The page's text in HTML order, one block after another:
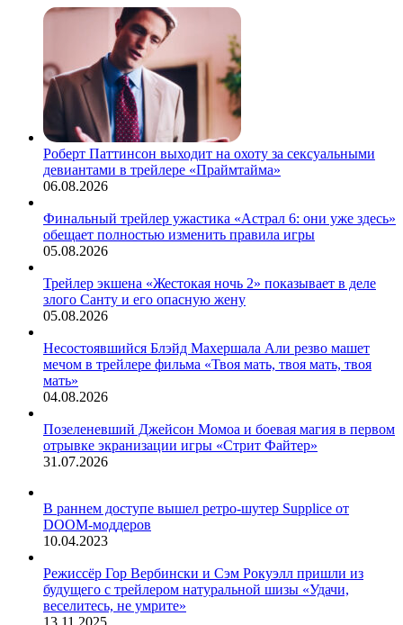
Роберт Паттинсон выходит на охоту за сексуальными
девиантами в трейлере «Праймтайма»
06.08.2026
Финальный трейлер ужастика «Астрал 6: они уже здесь»
обещает полностью изменить правила игры
05.08.2026
Трейлер экшена «Жестокая ночь 2» показывает в деле
злого Санту и его опасную жену
05.08.2026
Несостоявшийся Блэйд Махершала Али резво машет
мечом в трейлере фильма «Твоя мать, твоя мать, твоя
мать»
04.08.2026
Позеленевший Джейсон Момоа и боевая магия в первом
отрывке экранизации игры «Стрит Файтер»
31.07.2026
В раннем доступе вышел ретро-шутер Supplice от
DOOM-моддеров
10.04.2023
Режиссёр Гор Вербински и Сэм Рокуэлл пришли из
будущего с трейлером натуральной шизы «Удачи,
веселитесь, не умрите»